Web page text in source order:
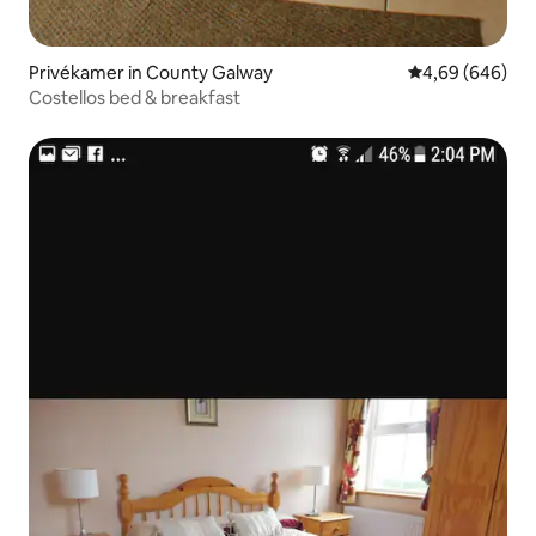
Privékamer in County Galway Gemiddelde
4,69 (646)
Costellos bed & breakfast